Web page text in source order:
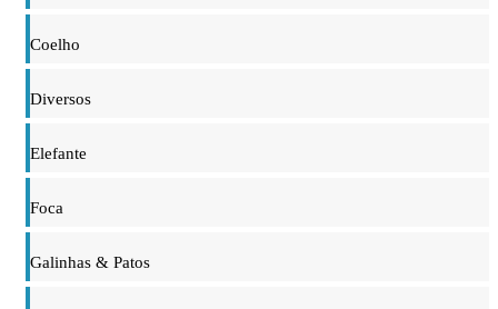
Coelho
Diversos
Elefante
Foca
Galinhas & Patos